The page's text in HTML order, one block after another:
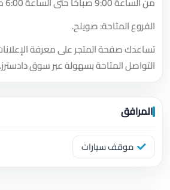
الفروع المتاحة: صويلح.
تساعدك صفحة المتجر على معرفة
التواصل المتاحة بسهولة عبر سوق دادسترز.
المرافق
موقف سيارات